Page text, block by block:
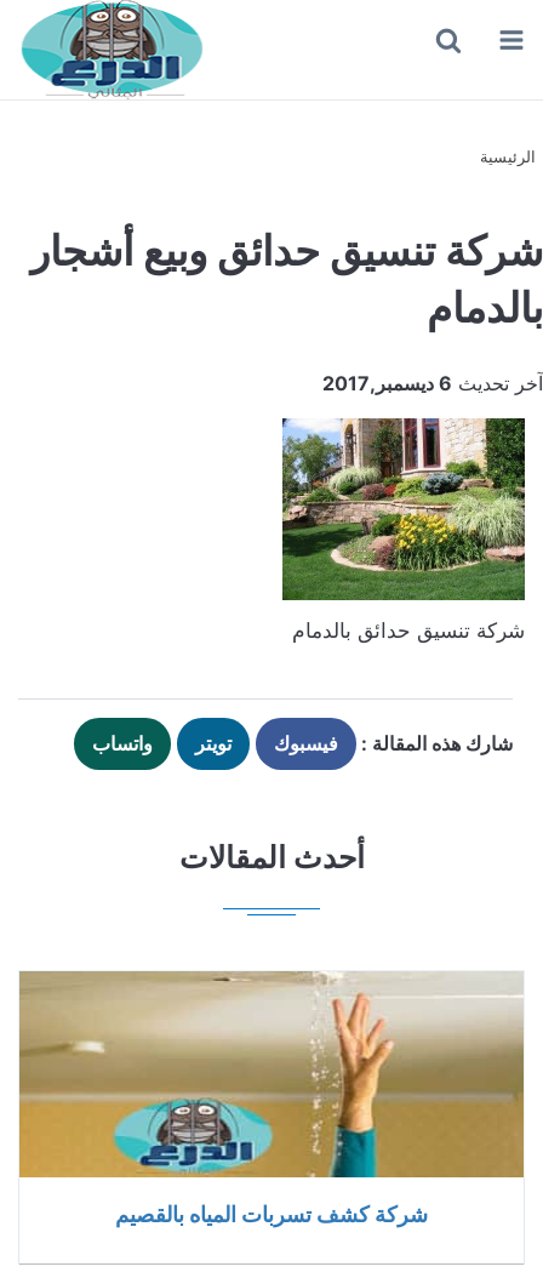
القائمة
الرئيسية
شركة تنسيق حدائق وبيع أشجار
بالدمام
آخر تحديث 6 ديسمبر,2017
شركة تنسيق حدائق بالدمام
شارك هذه المقالة : فيسبوك تويتر واتساب
أحدث المقالات
شركة كشف تسربات المياه بالقصيم